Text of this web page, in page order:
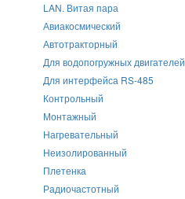
LAN. Витая пара
Авиакосмический
Автотракторный
Для водопогружных двигателей
Для интерфейса RS-485
Контрольный
Монтажный
Нагревательный
Неизолированный
Плетенка
Радиочастотный